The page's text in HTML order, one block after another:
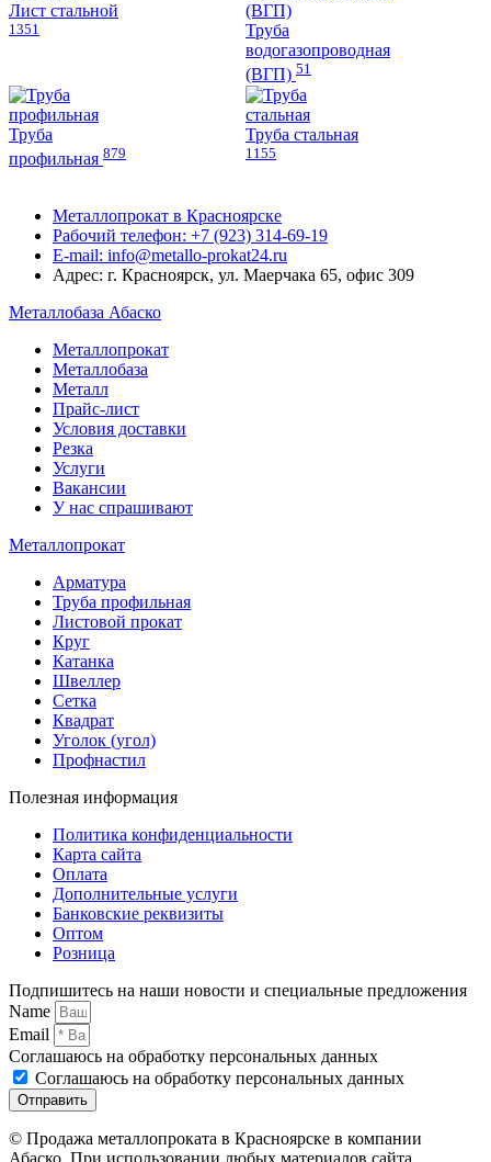
Лист стальной
1351
Труба
водогазопроводная
(ВГП) 51
Труба
профильная 879
Труба стальная
1155
Металлопрокат в Красноярске
Рабочий телефон: +7 (923) 314-69-19
E-mail: info@metallo-prokat24.ru
Адрес: г. Красноярск, ул. Маерчака 65, офис 309
Металлобаза Абаско
Металлопрокат
Металлобаза
Металл
Прайс-лист
Условия доставки
Резка
Услуги
Вакансии
У нас спрашивают
Металлопрокат
Арматура
Труба профильная
Листовой прокат
Круг
Катанка
Швеллер
Сетка
Квадрат
Уголок (угол)
Профнастил
Полезная информация
Политика конфиденциальности
Карта сайта
Оплата
Дополнительные услуги
Банковские реквизиты
Оптом
Розница
Подпишитесь на наши новости и специальные предложения
Name
Email
Соглашаюсь на обработку персональных данных
Соглашаюсь на обработку персональных данных
Отправить
© Продажа металлопроката в Красноярске в компании
Абаско. При использовании любых материалов сайта,